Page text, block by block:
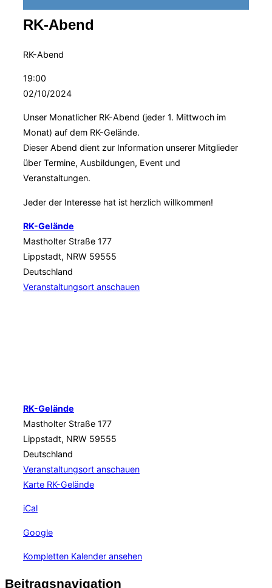
RK-Abend
RK-Abend
19:00
02/10/2024
Unser Monatlicher RK-Abend (jeder 1. Mittwoch im
Monat) auf dem RK-Gelände.
Dieser Abend dient zur Information unserer Mitglieder
über Termine, Ausbildungen, Event und
Veranstaltungen.
Jeder der Interesse hat ist herzlich willkommen!
RK-Gelände
Mastholter Straße 177
Lippstadt, NRW 59555
Deutschland
Veranstaltungsort anschauen
RK-Gelände
Mastholter Straße 177
Lippstadt, NRW 59555
Deutschland
Veranstaltungsort anschauen
Karte RK-Gelände
iCal
Google
Kompletten Kalender ansehen
Beitragsnavigation